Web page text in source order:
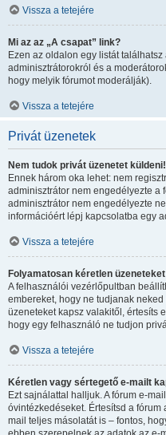
Vissza a tetejére
Mi az az „A csapat” link?
Ezen az oldalon egy listát
adminisztrátorokról és a
hogy melyik fórumot moderálják).
Vissza a tetejére
Privát üzenetek
Nem tudok privát üzenetet küldeni!
Ennek három oka lehet: nem
adminisztrátor nem engedélyezte a
adminisztrátor nem engedélyezte
információért lépj kapcsolatba egy
Vissza a tetejére
Folyamatosan kéretlen
A felhasználói vezérlőpultban
embereket, hogy ne tudjanak
üzeneteket kapsz valakitől, értesíts
hogy egy felhasználó ne tudjon
Vissza a tetejére
Kéretlen vagy sértegető e-mailt
Ezt sajnálattal halljuk. A fórum e-
óvintézkedéseket. Értesítsd a
mail teljes másolatát is – fontos,